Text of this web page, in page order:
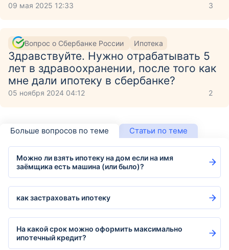
09 мая 2025 12:33 3
Вопрос о Сбербанке России Ипотека
Здравствуйте. Нужно отрабатывать 5
лет в здравоохранении, после того как
мне дали ипотеку в сбербанке?
05 ноября 2024 04:12 2
Больше вопросов по теме Статьи по теме
Можно ли взять ипотеку на дом если на имя
заёмщика есть машина (или было)?
как застраховать ипотеку
На какой срок можно оформить максимально
ипотечный кредит?